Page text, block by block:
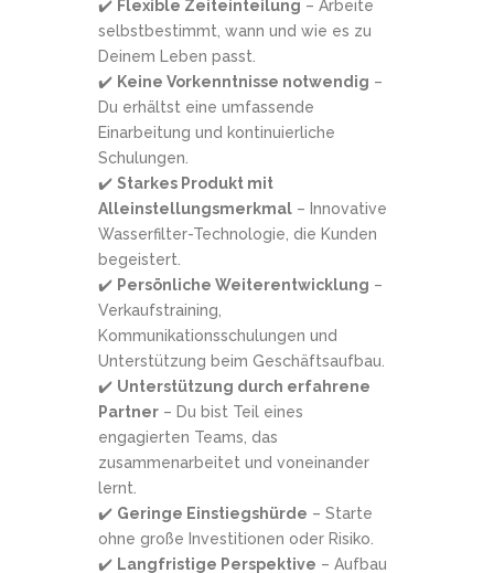
✔️ Flexible Zeiteinteilung – Arbeite
selbstbestimmt, wann und wie es zu
Deinem Leben passt.
✔️ Keine Vorkenntnisse notwendig –
Du erhältst eine umfassende
Einarbeitung und kontinuierliche
Schulungen.
✔️ Starkes Produkt mit
Alleinstellungsmerkmal – Innovative
Wasserfilter-Technologie, die Kunden
begeistert.
✔️ Persönliche Weiterentwicklung –
Verkaufstraining,
Kommunikationsschulungen und
Unterstützung beim Geschäftsaufbau.
✔️ Unterstützung durch erfahrene
Partner – Du bist Teil eines
engagierten Teams, das
zusammenarbeitet und voneinander
lernt.
✔️ Geringe Einstiegshürde – Starte
ohne große Investitionen oder Risiko.
✔️ Langfristige Perspektive – Aufbau